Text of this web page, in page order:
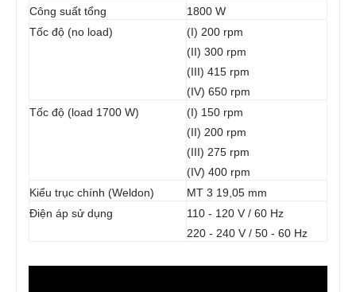
Công suất tổng
1800 W
Tốc độ (no load)
(I) 200 rpm
(II) 300 rpm
(III) 415 rpm
(IV) 650 rpm
Tốc độ (load 1700 W)
(I) 150 rpm
(II) 200 rpm
(III) 275 rpm
(IV) 400 rpm
Kiểu trục chính (Weldon)
MT 3 19,05 mm
Điện áp sử dụng
110 - 120 V / 60 Hz
220 - 240 V / 50 - 60 Hz